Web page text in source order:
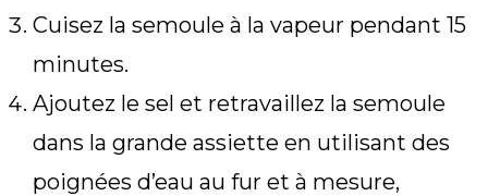
Cuisez la semoule à la vapeur pendant 15
minutes.
Ajoutez le sel et retravaillez la semoule
dans la grande assiette en utilisant des
poignées d’eau au fur et à mesure,